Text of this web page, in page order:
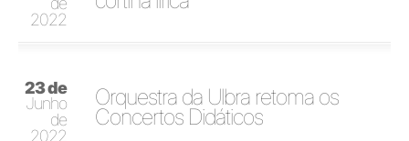
2022
23 de
Junho
de
2022
Orquestra da Ulbra retoma os
Concertos Didáticos